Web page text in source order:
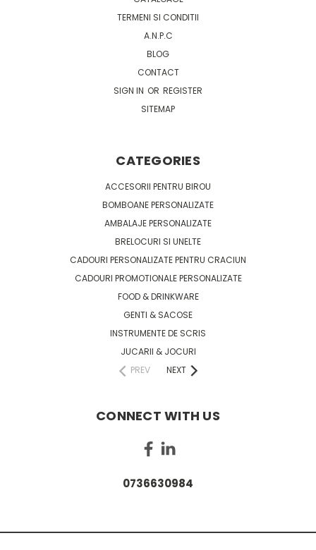
TERMENI SI CONDITII
A.N.P.C
BLOG
CONTACT
SIGN IN OR REGISTER
SITEMAP
CATEGORIES
ACCESORII PENTRU BIROU
BOMBOANE PERSONALIZATE
AMBALAJE PERSONALIZATE
BRELOCURI SI UNELTE
CADOURI PERSONALIZATE PENTRU CRACIUN
CADOURI PROMOTIONALE PERSONALIZATE
FOOD & DRINKWARE
GENTI & SACOSE
INSTRUMENTE DE SCRIS
JUCARII & JOCURI
PREV
NEXT
CONNECT WITH US
0736630984